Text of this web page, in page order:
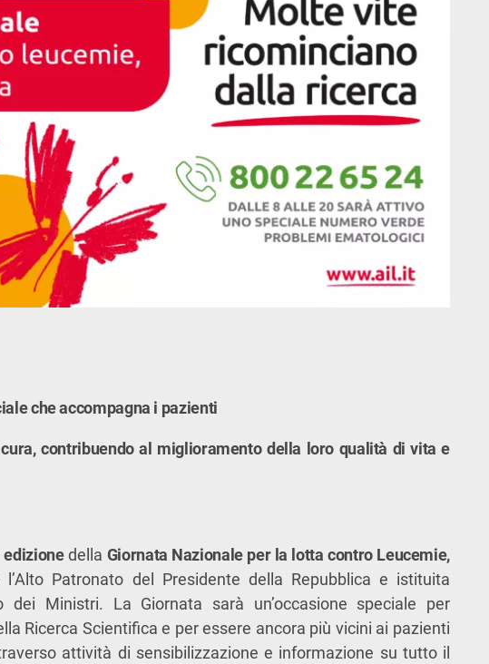
che accompagna i pazienti
contribuendo al miglioramento della loro qualità di vita e
edizionedella Giornata Nazionale per la lotta contro Leucemie,
Patronato del Presidente della Repubblica e istituita
dei Ministri. La Giornata sarà un’occasione speciale per
Ricerca Scientifica e per essere ancora più vicini ai pazienti
attività di sensibilizzazione e informazione su tutto il